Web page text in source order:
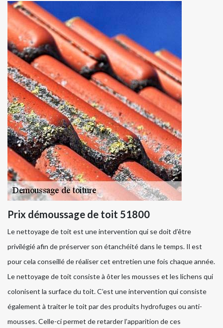
Prix démoussage de toit 51800
Le nettoyage de toit est une intervention qui se doit d’être
privilégié afin de préserver son étanchéité dans le temps. Il est
pour cela conseillé de réaliser cet entretien une fois chaque année.
Le nettoyage de toit consiste à ôter les mousses et les lichens qui
colonisent la surface du toit. C’est une intervention qui consiste
également à traiter le toit par des produits hydrofuges ou anti-
mousses. Celle-ci permet de retarder l’apparition de ces